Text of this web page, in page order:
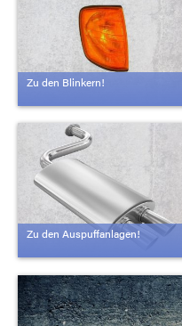
Zu den Blinkern!
Zu den Auspuffanlagen!